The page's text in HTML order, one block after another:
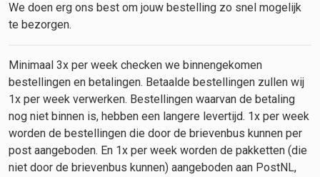
We doen erg ons best om jouw bestelling zo snel mogelijk
te bezorgen.
Minimaal 3x per week checken we binnengekomen
bestellingen en betalingen. Betaalde bestellingen zullen wij
1x per week verwerken. Bestellingen waarvan de betaling
nog niet binnen is, hebben een langere levertijd. 1x per week
worden de bestellingen die door de brievenbus kunnen per
post aangeboden. En 1x per week worden de pakketten (die
niet door de brievenbus kunnen) aangeboden aan PostNL,